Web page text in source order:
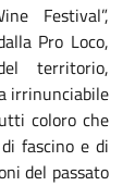
Festival”,
Pro Loco,
territorio,
irrinunciabile
coloro che
fascino e di
del passato